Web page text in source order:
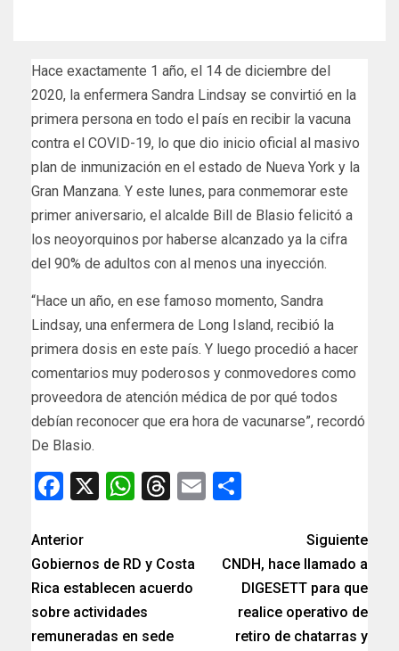
Hace exactamente 1 año, el 14 de diciembre del
2020, la enfermera Sandra Lindsay se convirtió en la
primera persona en todo el país en recibir la vacuna
contra el COVID-19, lo que dio inicio oficial al masivo
plan de inmunización en el estado de Nueva York y la
Gran Manzana. Y este lunes, para conmemorar este
primer aniversario, el alcalde Bill de Blasio felicitó a
los neoyorquinos por haberse alcanzado ya la cifra
del 90% de adultos con al menos una inyección.
“Hace un año, en ese famoso momento, Sandra
Lindsay, una enfermera de Long Island, recibió la
primera dosis en este país. Y luego procedió a hacer
comentarios muy poderosos y conmovedores como
proveedora de atención médica de por qué todos
debían reconocer que era hora de vacunarse”, recordó
De Blasio.
Facebook
X WhatsApp
Threads
Email
Anterior
Gobiernos de RD y Costa
Rica establecen acuerdo
sobre actividades
remuneradas en sede
Siguiente
CNDH, hace llamado a
DIGESETT para que
realice operativo de
retiro de chatarras y